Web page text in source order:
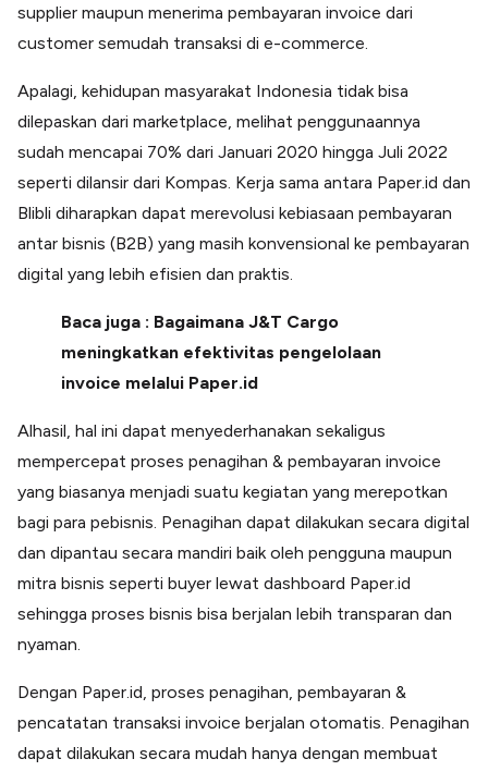
Lainnya
Open API
Software Akuntansi
Pencatatan Laporan Keuangan Gratis
Integrasi Accurate
supplier maupun menerima pembayaran invoice dari
customer semudah transaksi di e-commerce.
Apalagi, kehidupan masyarakat Indonesia tidak bisa
dilepaskan dari marketplace, melihat penggunaannya
sudah mencapai 70% dari Januari 2020 hingga Juli 2022
seperti dilansir dari Kompas. Kerja sama antara Paper.id dan
Blibli diharapkan dapat merevolusi kebiasaan pembayaran
antar bisnis (B2B) yang masih konvensional ke pembayaran
digital yang lebih efisien dan praktis.
Baca juga : Bagaimana J&T Cargo
meningkatkan efektivitas pengelolaan
invoice melalui Paper.id
Alhasil, hal ini dapat menyederhanakan sekaligus
mempercepat proses penagihan & pembayaran invoice
yang biasanya menjadi suatu kegiatan yang merepotkan
bagi para pebisnis. Penagihan dapat dilakukan secara digital
dan dipantau secara mandiri baik oleh pengguna maupun
mitra bisnis seperti buyer lewat dashboard Paper.id
sehingga proses bisnis bisa berjalan lebih transparan dan
nyaman.
Dengan Paper.id, proses penagihan, pembayaran &
pencatatan transaksi invoice berjalan otomatis. Penagihan
dapat dilakukan secara mudah hanya dengan membuat